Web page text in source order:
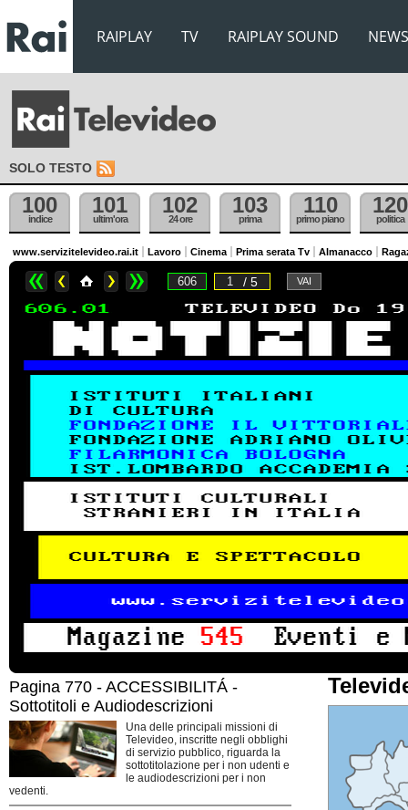
RAIPLAY TV RAIPLAY SOUND NEWS
SOLO TESTO
100
indice
101
ultim'ora
102
24 ore
103
prima
110
primo piano
120
politica
www.servizitelevideo.rai.it Lavoro Cinema Prima serata Tv Almanacco
/ 5
Pagina 770 - ACCESSIBILITÁ -
Sottotitoli e Audiodescrizioni
Una delle principali missioni di
Televideo, inscritte negli obblighi
di servizio pubblico, riguarda la
sottotitolazione per i non udenti e
le audiodescrizioni per i non
vedenti.